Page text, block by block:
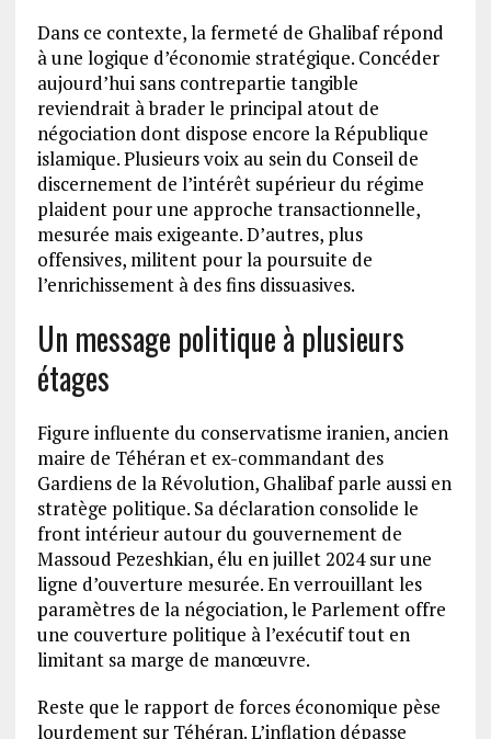
Dans ce contexte, la fermeté de Ghalibaf répond
à une logique d’économie stratégique. Concéder
aujourd’hui sans contrepartie tangible
reviendrait à brader le principal atout de
négociation dont dispose encore la République
islamique. Plusieurs voix au sein du Conseil de
discernement de l’intérêt supérieur du régime
plaident pour une approche transactionnelle,
mesurée mais exigeante. D’autres, plus
offensives, militent pour la poursuite de
l’enrichissement à des fins dissuasives.
Un message politique à plusieurs
étages
Figure influente du conservatisme iranien, ancien
maire de Téhéran et ex-commandant des
Gardiens de la Révolution, Ghalibaf parle aussi en
stratège politique. Sa déclaration consolide le
front intérieur autour du gouvernement de
Massoud Pezeshkian, élu en juillet 2024 sur une
ligne d’ouverture mesurée. En verrouillant les
paramètres de la négociation, le Parlement offre
une couverture politique à l’exécutif tout en
limitant sa marge de manœuvre.
Reste que le rapport de forces économique pèse
lourdement sur Téhéran. L’inflation dépasse